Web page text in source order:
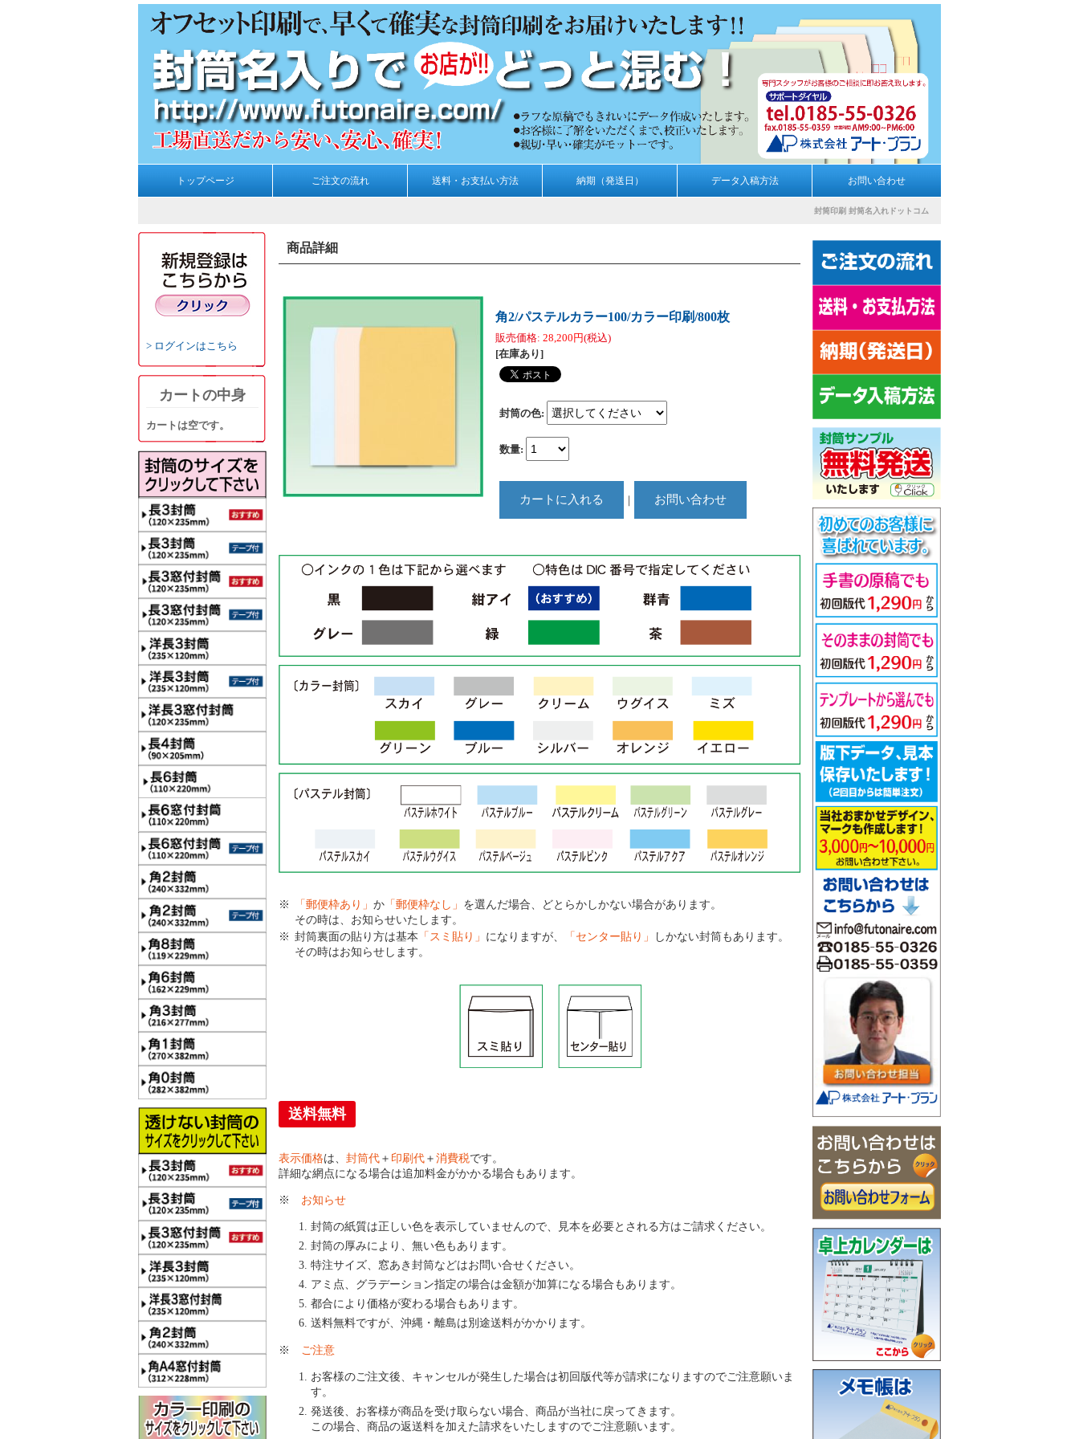
トップページ ご注文の流れ 送料・お支払い方法 納期（発送日） データ入稿方法 お問い合わせ
封筒印刷 封筒名入れドットコム
ログインはこちら
カートの中身
カートは空です。
商品詳細
角2/パステルカラー100/カラー印刷/800枚
販売価格: 28,200円(税込)
[在庫あり]
封筒の色:
数量:
｜
「郵便枠あり」 か 「郵便枠なし」 を選んだ場合、どとらかしかない場合があります。
その時は、お知らせいたします。
封筒裏面の貼り方は基本 「スミ貼り」 になりますが、 「センター貼り」
しかない封筒もあります。
その時はお知らせします。
送料無料
表示価格は、 封筒代 ＋ 印刷代 ＋ 消費税です。
詳細な網点になる場合は追加料金がかかる場合もあります。
※ お知らせ
封筒の紙質は正しい色を表示していませんので、見本を必要とされる方はご請求ください。
封筒の厚みにより、無い色もあります。
特注サイズ、窓あき封筒などはお問い合せください。
アミ点、グラデーション指定の場合は金額が加算になる場合もあります。
都合により価格が変わる場合もあります。
送料無料ですが、沖縄・離島は別途送料がかかります。
※ ご注意
お客様のご注文後、キャンセルが発生した場合は初回版代等が請求になりますのでご注意願いま
す。
発送後、お客様が商品を受け取らない場合、商品が当社に戻ってきます。
この場合、商品の返送料を加えた請求をいたしますのでご注意願います。